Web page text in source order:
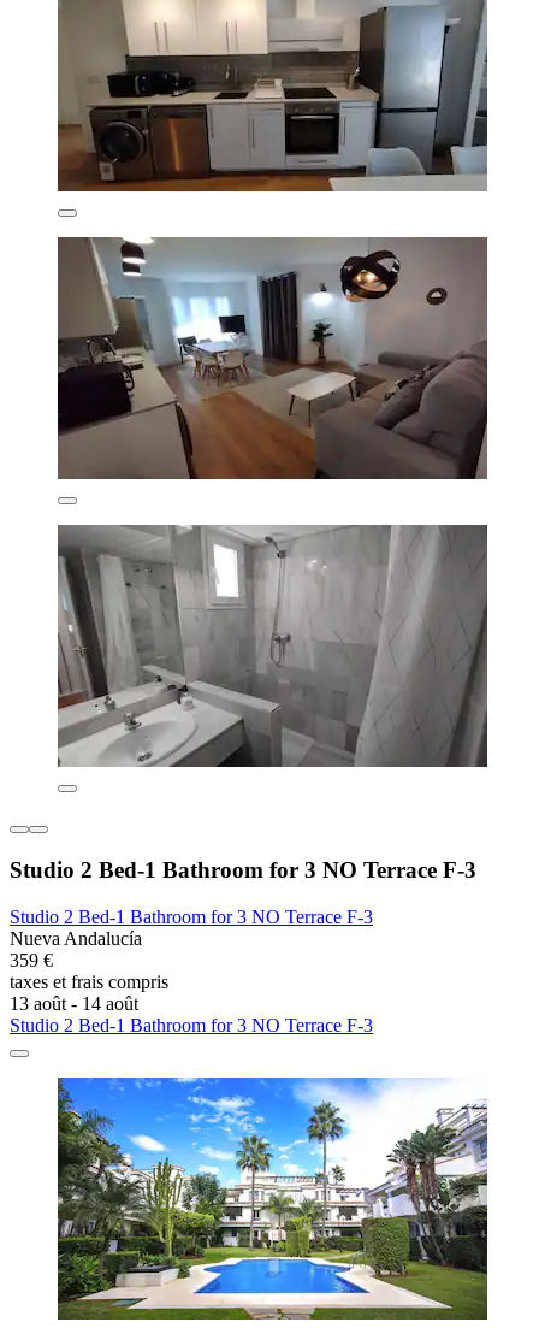
Studio 2 Bed-1 Bathroom for 3 NO Terrace F-3
Studio 2 Bed-1 Bathroom for 3 NO Terrace F-3
Nueva Andalucía
359 €
taxes et frais compris
13 août - 14 août
Studio 2 Bed-1 Bathroom for 3 NO Terrace F-3